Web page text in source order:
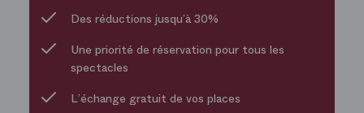
Des réductions jusqu’à 30%
Une priorité de réservation pour tous les
spectacles
L’échange gratuit de vos places